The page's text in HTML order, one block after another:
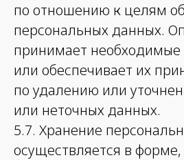
по отношению к целям
персональных данных.
принимает
или обеспечивает их
по удалению или
или неточных данных.
5.7. Хранение
осуществляется в